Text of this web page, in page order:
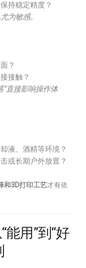
持稳定精度？
为敏感。
？
接触？
”直接影响操作体
液、酒精等环境？
或长期户外放置？
和3D打印工艺才有依
用”到“好